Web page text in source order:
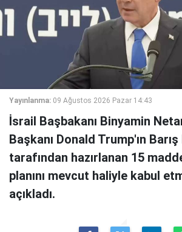
Yayınlanma: 09 Ağustos 2026 Pazar 14:43
İsrail Başbakanı Binyamin
Başkanı Donald Trump'ın
tarafından hazırlanan 15
planını mevcut haliyle kabul
açıkladı.